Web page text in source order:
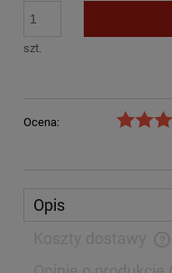
szt.
Ocena:
Opis